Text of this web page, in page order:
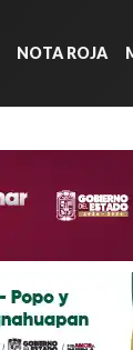
NOTA ROJA